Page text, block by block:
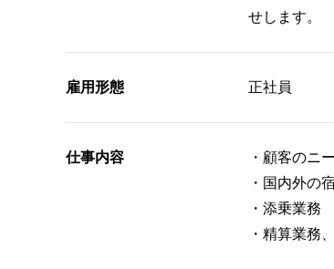
せします。
雇用形態 正社員
仕事内容
・顧客のニ
・国内外の
・添乗業務
・精算業務